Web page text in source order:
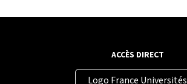
ACCÈS DIRECT
Logo France Universités